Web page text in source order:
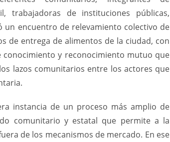
trabajadoras de instituciones públicas,
un encuentro de relevamiento colectivo de
de entrega de alimentos de la ciudad, con
y reconocimiento mutuo que
lazos comunitarios entre los actores que
instancia de un proceso más amplio de
comunitario y estatal que permite a la
de los mecanismos de mercado. En ese